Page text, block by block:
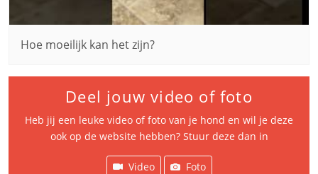
Hoe moeilijk kan het zijn?
Deel jouw video of foto
Heb jij een leuke video of foto van je hond en wil je deze
ook op de website hebben? Stuur deze dan in
Video Foto